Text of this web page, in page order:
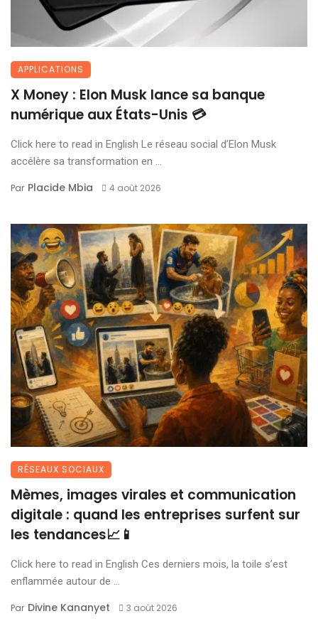
APPLICATIONS
X Money : Elon Musk lance sa banque
numérique aux États-Unis 💳
Click here to read in English Le réseau social d’Elon Musk
accélère sa transformation en ...
Par Placide Mbia 4 août 2026
RÉSEAUX SOCIAUX
Mèmes, images virales et communication
digitale : quand les entreprises surfent sur
les tendances📈📱
Click here to read in English Ces derniers mois, la toile s’est
enflammée autour de ...
Par Divine Kananyet 3 août 2026